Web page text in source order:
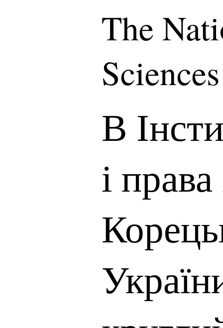
The
В
і